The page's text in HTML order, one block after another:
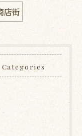
店街
Categories